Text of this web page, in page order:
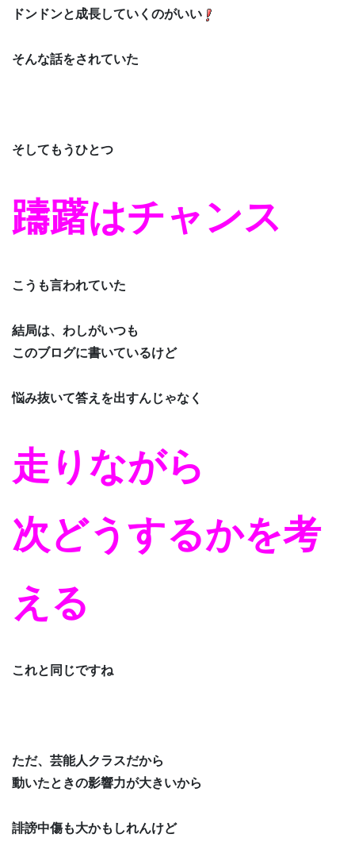
ドンドンと成長していくのがいい
そんな話をされていた
そしてもうひとつ
躊躇はチャンス
こうも言われていた
結局は、わしがいつも
このブログに書いているけど
悩み抜いて答えを出すんじゃなく
走りながら
次どうするかを考
える
これと同じですね
ただ、芸能人クラスだから
動いたときの影響力が大きいから
誹謗中傷も大かもしれんけど